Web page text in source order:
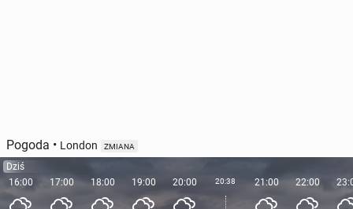
Pogoda • London ZMIANA
Dziś
16:00
17:00 18:00 19:00 20:00 20:38 21:00 22:00